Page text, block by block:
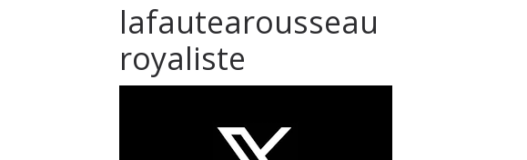
lafautearousseau
royaliste